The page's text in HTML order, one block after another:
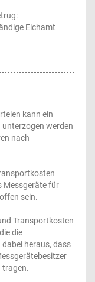
Eichamt
kann ein
werden
nach
Messgeräte für
sein.
Transportkosten
die
heraus, dass
tragen.